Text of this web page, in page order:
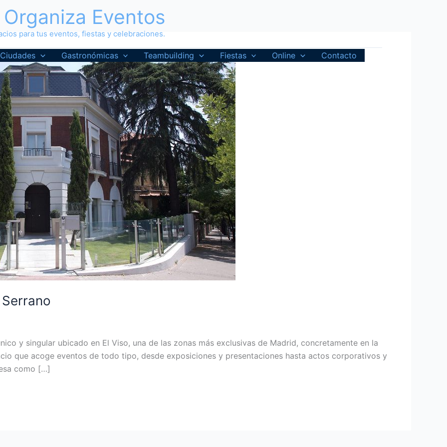
Organiza Eventos
para tus eventos, fiestas y celebraciones.
Ciudades Gastronómicas Teambuilding Fiestas Online Contacto
y singular ubicado en El Viso, una de las zonas más exclusivas de Madrid, concretamente en la
que acoge eventos de todo tipo, desde exposiciones y presentaciones hasta actos corporativos y
como […]